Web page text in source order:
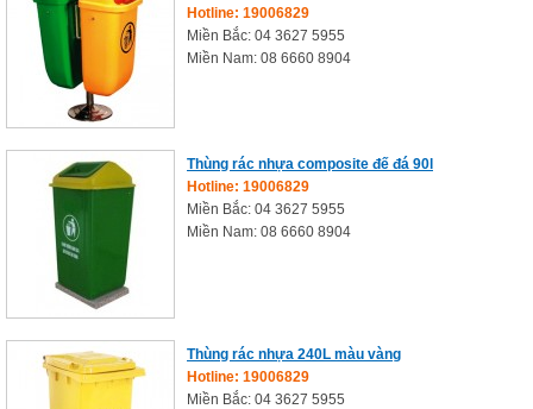
Hotline: 19006829
Miền Bắc: 04 3627 5955
Miền Nam: 08 6660 8904
Thùng rác nhựa composite đế đá 90l
Hotline: 19006829
Miền Bắc: 04 3627 5955
Miền Nam: 08 6660 8904
Thùng rác nhựa 240L màu vàng
Hotline: 19006829
Miền Bắc: 04 3627 5955